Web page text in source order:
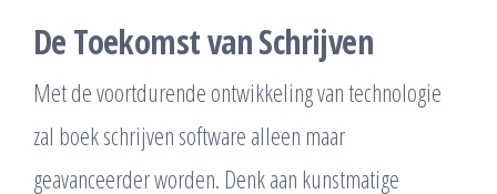
De Toekomst van Schrijven
Met de voortdurende ontwikkeling van technologie
zal boek schrijven software alleen maar
geavanceerder worden. Denk aan kunstmatige